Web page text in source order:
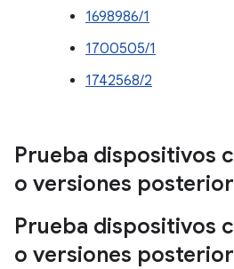
1698986/1
1700505/1
1742568/2
Prueba dispositivos
o versiones
Prueba dispositivos
o versiones